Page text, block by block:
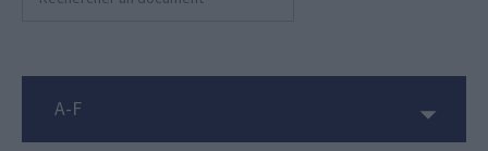
A-F